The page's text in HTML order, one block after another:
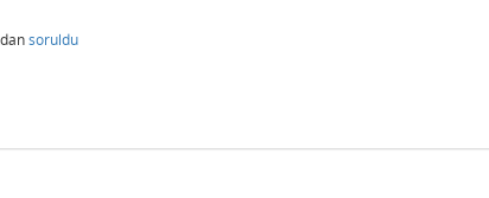
soruldu